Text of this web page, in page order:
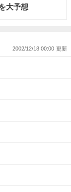
大予想
2002/12/18 00:00